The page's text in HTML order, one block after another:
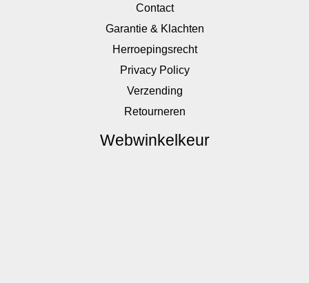
Contact
Garantie & Klachten
Herroepingsrecht
Privacy Policy
Verzending
Retourneren
Webwinkelkeur